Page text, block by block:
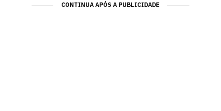
CONTINUA APÓS A PUBLICIDADE